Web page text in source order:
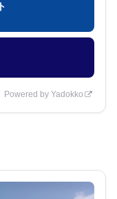
Powered by Yadokko